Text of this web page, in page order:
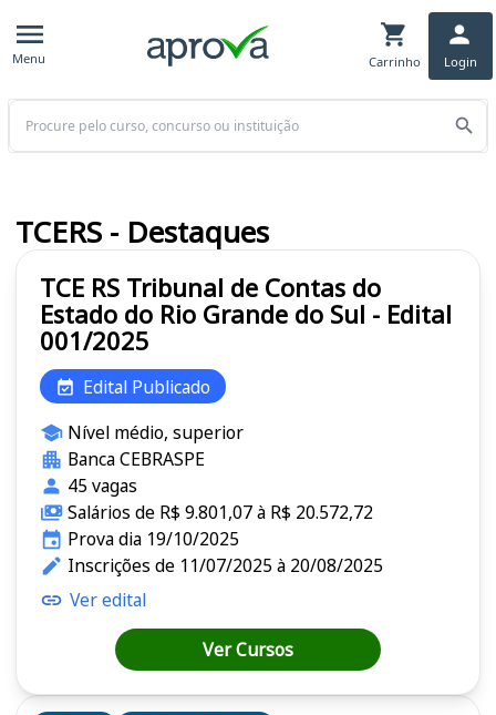
Menu Carrinho Login
Buscar
TCE RS Tribunal de Contas do
Estado do Rio Grande do Sul - Edital
001/2025
Edital Publicado
Nível médio, superior
Banca CEBRASPE
45 vagas
Salários de R$ 9.801,07 à R$ 20.572,72
Prova dia 19/10/2025
Inscrições de 11/07/2025 à 20/08/2025
Ver edital
Ver Cursos
TCERS - Destaques